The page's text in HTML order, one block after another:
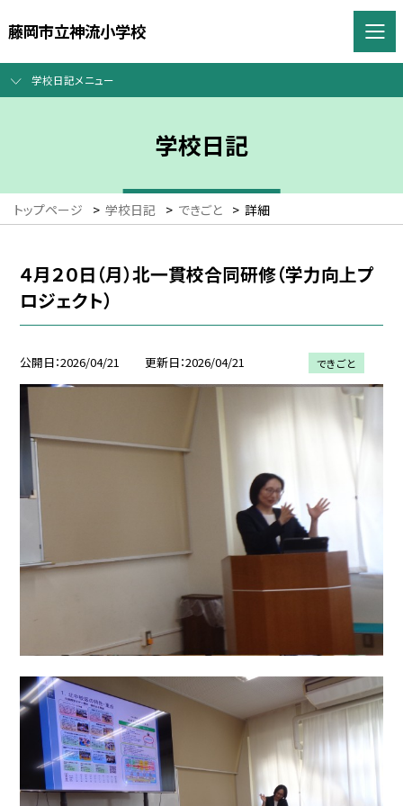
藤岡市立神流小学校
学校日記メニュー
学校日記
トップページ > 学校日記 > できごと > 詳細
４月２０日（月）北一貫校合同研修（学力向上プ
ロジェクト）
公開日 2026/04/21 更新日 2026/04/21 できごと